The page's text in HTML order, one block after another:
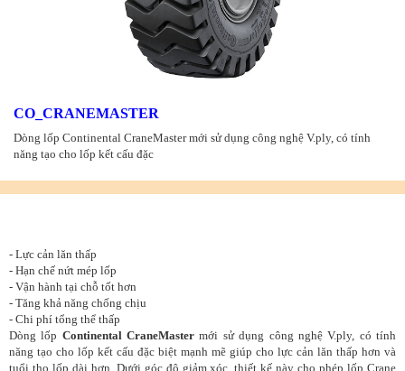
CO_CRANEMASTER
Dòng lốp Continental CraneMaster mới sử dụng công nghệ V.ply, có tính
năng tạo cho lốp kết cấu đặc
- Lực cản lăn thấp
- Hạn chế nứt mép lốp
- Vận hành tại chỗ tốt hơn
- Tăng khả năng chống chịu
- Chi phí tổng thể thấp
Dòng lốp Continental CraneMaster mới sử dụng công nghệ V.ply, có tính
năng tạo cho lốp kết cấu đặc biệt mạnh mẽ giúp cho lực cản lăn thấp hơn và
tuổi thọ lốp dài hơn. Dưới góc độ giảm xóc, thiết kế này cho phép lốp Crane